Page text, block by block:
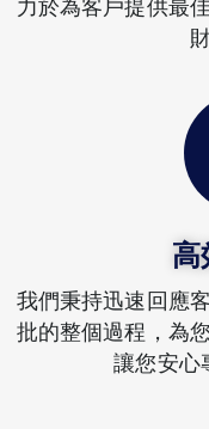
力於為客戶提供最
高
我們秉持迅速回應
批的整個過程，為
讓您安心